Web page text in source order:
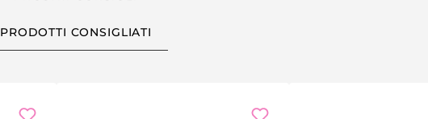
PRODOTTI CONSIGLIATI